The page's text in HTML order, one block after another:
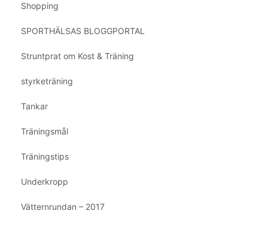
Shopping
SPORTHÄLSAS BLOGGPORTAL
Struntprat om Kost & Träning
styrketräning
Tankar
Träningsmål
Träningstips
Underkropp
Vätternrundan – 2017